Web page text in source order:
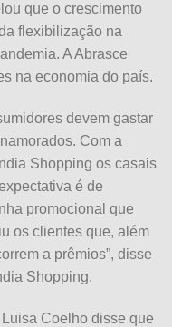
que o crescimento
flexibilização na
A Abrasce
na economia do país.
devem gastar
Com a
Shopping os casais
é de
promocional que
os clientes que, além
a prêmios”, disse
Shopping.
Coelho disse que